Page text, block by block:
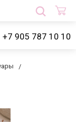
+7 905 787 10 10